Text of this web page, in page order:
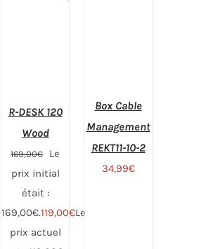
R-DESK 120
Wood
169,00€
Le
prix initial
était :
169,00€.119,00€Le
prix actuel
Box Cable
Management
REKT11-10-2
34,99€